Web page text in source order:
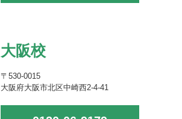
大阪校
〒530-0015
大阪府大阪市北区中崎西2-4-41